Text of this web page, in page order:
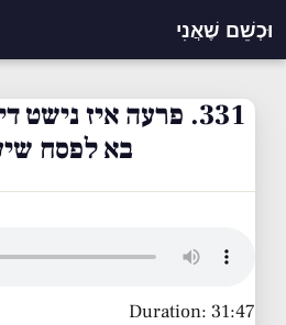
וּכְשֵׁם שֶׁאֲנִי
331. פרעה איז נישט
בא לפסח
Duration: 31:47